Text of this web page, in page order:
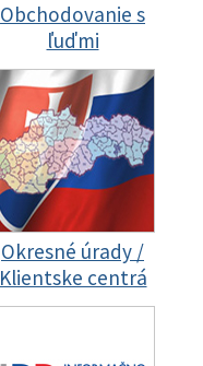
Obchodovanie s
ľuďmi
Okresné úrady /
Klientske centrá